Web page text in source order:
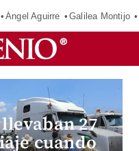
Ángel Aguirre Galilea Montijo
27
cuando